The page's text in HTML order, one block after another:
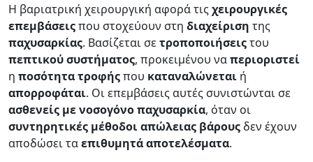
Η βαριατρική χειρουργική αφορά τιςχειρουργικές
επεμβάσειςπου στοχεύουν στη διαχείριση της
παχυσαρκίας. Βασίζεται σετροποποιήσειςτου
πεπτικούσυστήματος, προκειμένου ναπεριοριστεί
η ποσότητατροφήςπου καταναλώνεται ή
απορροφάται. Οι επεμβάσεις αυτές συνιστώνται σε
ασθενείς με νοσογόνο παχυσαρκία, όταν οι
συντηρητικές μέθοδοιαπώλειας βάρουςδεν έχουν
αποδώσει ταεπιθυμητάαποτελέσματα.